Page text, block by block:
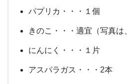
パプリカ・・・１個
きのこ・・・適宜（写真は
にんにく・・・１片
アスパラガス・・・2本